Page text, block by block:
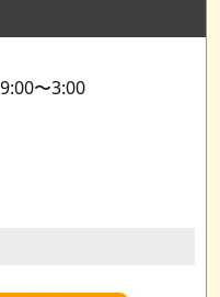
〜3:00